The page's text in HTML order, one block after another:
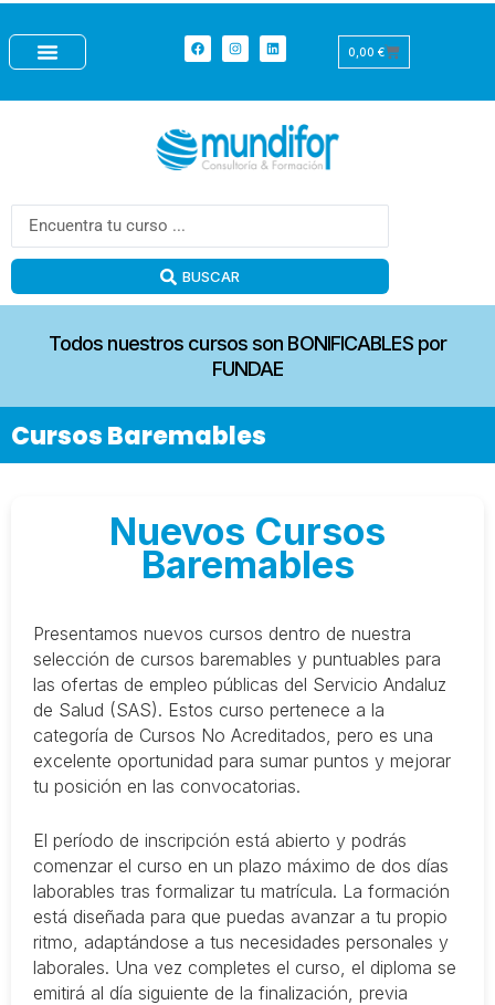
al
contenido
FacebookInstagramLinkedin
0,00€Carrito
Search
...
BUSCAR
Todos nuestros cursos son BONIFICABLES por
FUNDAE
Cursos Baremables
Nuevos Cursos
Baremables
Presentamos nuevos cursos dentro de nuestra
selección de cursos baremables y puntuables para
las ofertas de empleo públicas del Servicio Andaluz
de Salud (SAS). Estos curso pertenece a la
categoría de Cursos No Acreditados, pero es una
excelente oportunidad para sumar puntos y mejorar
tu posición en las convocatorias.
El período de inscripción está abierto y podrás
comenzar el curso en un plazo máximo de dos días
laborables tras formalizar tu matrícula. La formación
está diseñada para que puedas avanzar a tu propio
ritmo, adaptándose a tus necesidades personales y
laborales. Una vez completes el curso, el diploma se
emitirá al día siguiente de la finalización, previa